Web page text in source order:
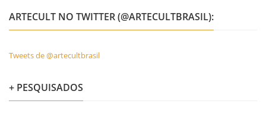
ARTECULT NO TWITTER (@ARTECULTBRASIL):
Tweets de @artecultbrasil
+ PESQUISADOS